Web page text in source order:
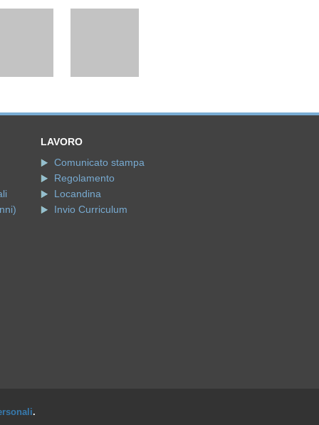
LAVORO
Comunicato stampa
Regolamento
Locandina
Invio Curriculum
.